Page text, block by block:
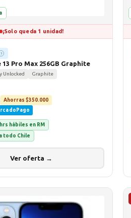
¡Solo queda 1 unidad!
?
Pro Max 256GB Graphite
Unlocked Graphite
Ahorras $350.000
hábiles en RM
todo Chile
Ver oferta →